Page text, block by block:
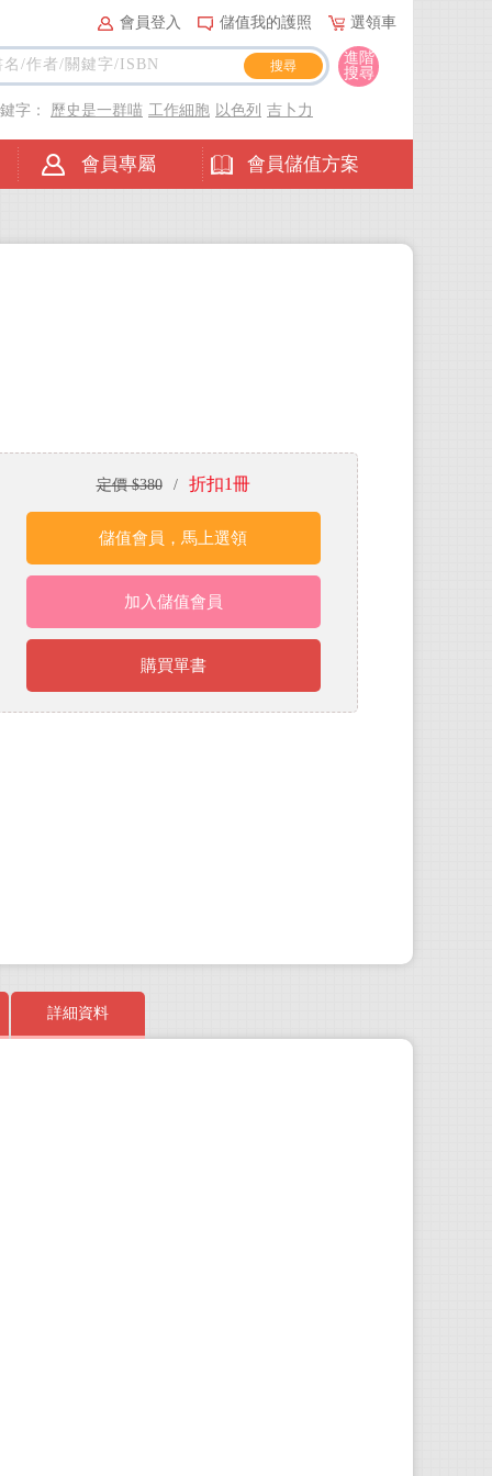
會員登入 儲值我的護照 選領車
會員專屬 會員儲值方案
進階
搜尋
字： 歷史是一群喵 工作細胞 以色列 吉卜力
定價 $380 / 折扣1冊
儲值會員，馬上選領
加入儲值會員
購買單書
詳細資料